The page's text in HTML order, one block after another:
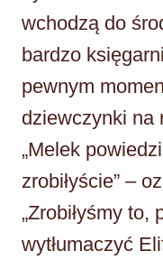
wchodzą do
bardzo
pewnym
dziewczynki na
„Melek
zrobiłyście” –
„Zrobiłyśmy
wytłumaczyć